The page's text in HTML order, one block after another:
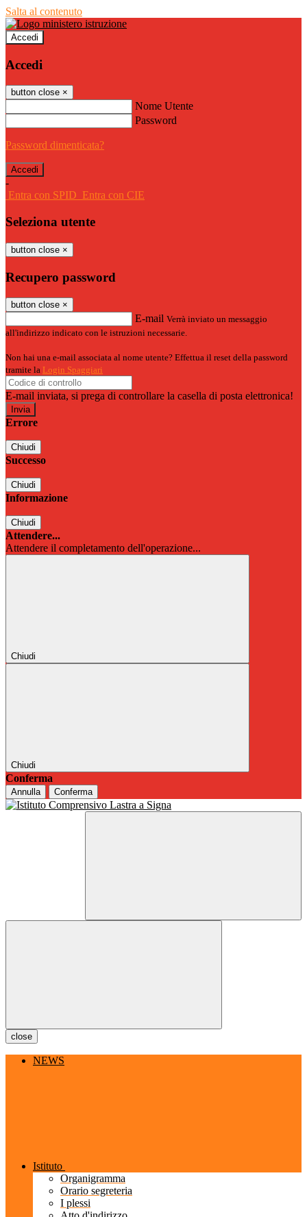
Salta al contenuto
Accedi
Accedi
button close ×
Nome Utente
Password
Password dimenticata?
-
Entra con SPID Entra con CIE
Seleziona utente
button close ×
Recupero password
button close ×
E-mail Verrà inviato un messaggio
all'indirizzo indicato con le istruzioni necessarie.
Non hai una e-mail associata al nome utente? Effettua il reset della password
tramite la Login Spaggiari
E-mail inviata, si prega di controllare la casella di posta elettronica!
Errore
Chiudi
Successo
Chiudi
Informazione
Chiudi
Attendere...
Attendere il completamento dell'operazione...
Chiudi
Chiudi
Conferma
Annulla Conferma
close
NEWS
Istituto
Organigramma
Orario segreteria
I plessi